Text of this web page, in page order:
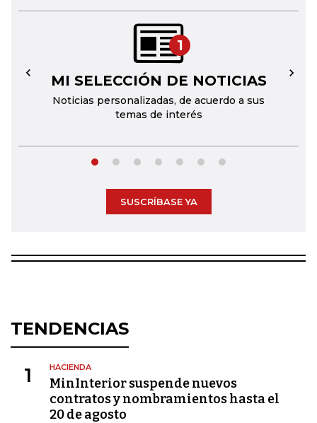
1
MI SELECCIÓN DE NOTICIAS
Noticias personalizadas, de acuerdo a sus
temas de interés
← →
SUSCRÍBASE YA
TENDENCIAS
1 HACIENDA
MinInterior suspende nuevos
contratos y nombramientos hasta el
20 de agosto